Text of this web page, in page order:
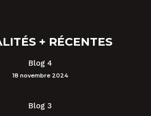
+ RÉCENTES
Blog 4
18 novembre 2024
Blog 3